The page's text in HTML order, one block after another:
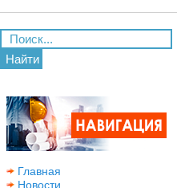
Найти
Главная
Новости